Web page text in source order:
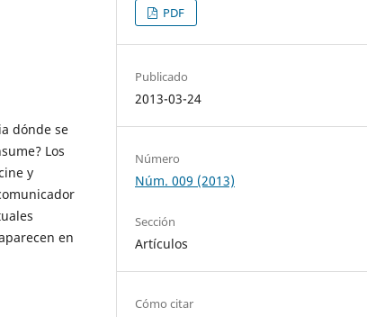
dónde se
Los
y
en
PDF
Publicado
2013-03-24
Número
Núm. 009 (2013)
Sección
Artículos
Cómo citar